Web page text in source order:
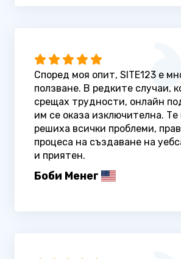
Според моя опит, SITE123 е
ползване. В редките случаи,
срещах трудности, онлайн
им се оказа изключителна. Те
решиха всички проблеми,
процеса на създаване на
и приятен.
Боби Менег